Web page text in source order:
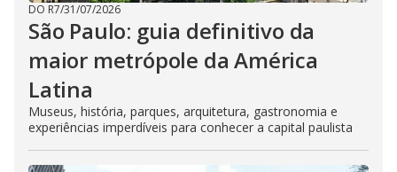
DO R7/31/07/2026
São Paulo: guia definitivo da
maior metrópole da América
Latina
Museus, história, parques, arquitetura, gastronomia e
experiências imperdíveis para conhecer a capital paulista